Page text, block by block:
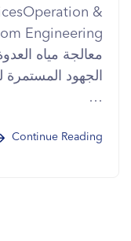
&
معالجة مياه
الجهود
…
Continue Reading